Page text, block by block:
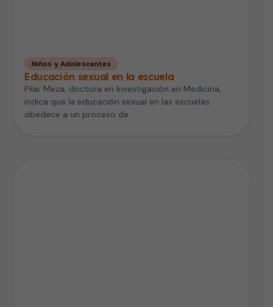
Niños y Adolescentes
Educación sexual en la escuela
Pilar Meza, doctora en Investigación en Medicina,
indica que la educación sexual en las escuelas
obedece a un proceso de…